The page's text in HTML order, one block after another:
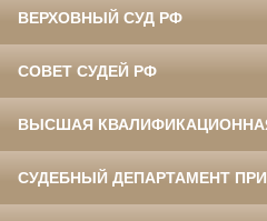
ВЕРХОВНЫЙ СУД РФ
СОВЕТ СУДЕЙ РФ
ВЫСШАЯ
СУДЕБНЫЙ ДЕПАРТАМЕНТ